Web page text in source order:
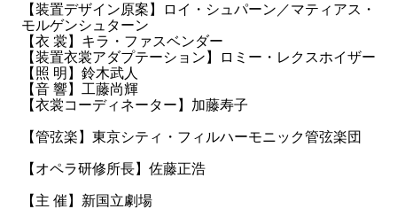
【装置デザイン原案】
ロイ・シュパーン／マティアス・
モルゲンシュターン
【衣 裳】 キラ・ファスベンダー
【装置衣裳アダプテーション】
ロミー・レクスホイザー
【照 明】 鈴木武人
【音 響】 工藤尚輝
【衣裳コーディネーター】 加藤寿子
【管弦楽】 東京シティ・フィルハーモニック管弦楽団
【オペラ研修所長】 佐藤正浩
【主 催】 新国立劇場